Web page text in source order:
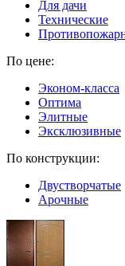
Для дачи
Технические
По цене:
Эконом-класса
Оптима
Элитные
Эксклюзивные
По конструкции:
Двустворчатые
Арочные